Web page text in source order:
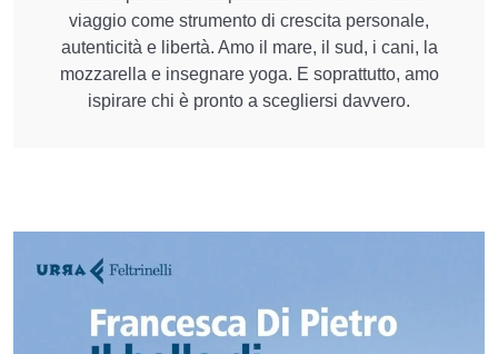
viaggio come strumento di crescita personale,
autenticità e libertà. Amo il mare, il sud, i cani, la
mozzarella e insegnare yoga. E soprattutto, amo
ispirare chi è pronto a scegliersi davvero.